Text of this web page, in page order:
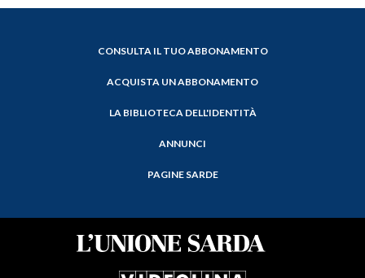
CONSULTA IL TUO ABBONAMENTO
ACQUISTA UN ABBONAMENTO
LA BIBLIOTECA DELL'IDENTITÀ
ANNUNCI
PAGINE SARDE